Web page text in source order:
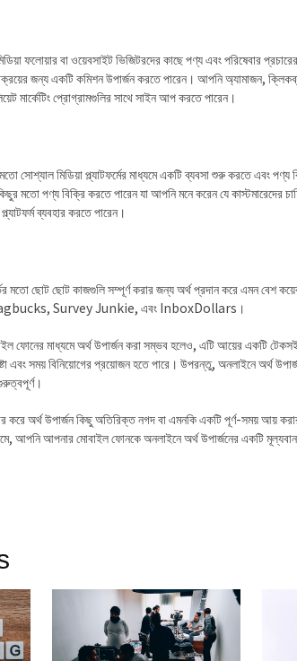
ফলোয়ার বা ওয়েবসাইট ভিজিটরদের কাছে পণ্য এবং পরিষেবার
জন্য একটি কমিশন উপার্জন করতে পারেন। আপনি অ্যামাজন,
মার্কেটিং প্রোগ্রামগুলির সাথে সাইন আপ করতে পারেন।
সোশ্যাল মিডিয়া প্ল্যাটফর্মের মাধ্যমে একটি ব্যবসা শুরু করতে এবং
মতো পণ্য বিক্রি করতে পারেন যা আপনি মনে করেন যে কাস্টমারেদের
ব্যবহার করতে পারেন।
মতো ছোট ছোট কাজগুলি সম্পূর্ণ করার জন্য অর্থ প্রদান করে এমন বেশ
Swagbucks, Survey Junkie, এবং InboxDollars।
ফোনের মাধ্যমে অর্থ উপার্জন করা সম্ভব হলেও, এটি আয়ের একটি
এবং সময় বিনিয়োগের প্রয়োজন হতে পারে। উপরন্তু, অনলাইনে অর্থ
অর্থ উপার্জন কিছু অতিরিক্ত নগদ বা এমনকি একটি পূর্ণ-সময় আয়
আপনি আপনার মোবাইল ফোনকে অনলাইনে অর্থ উপার্জনের একটি